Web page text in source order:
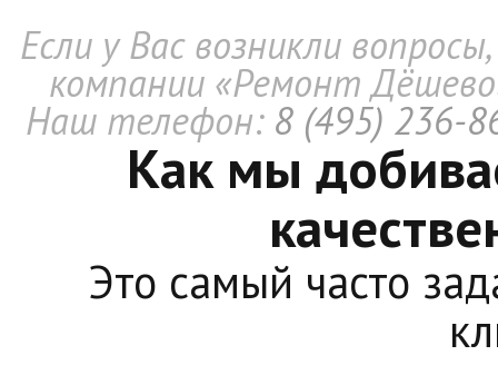
Если у Вас возникли
компании «Ремонт
Наш телефон: 8 (495) 236-
Как мы
Это самый часто